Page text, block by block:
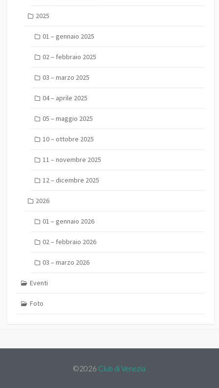
2025
01 – gennaio 2025
02 – febbraio 2025
03 – marzo 2025
04 – aprile 2025
05 – maggio 2025
10 – ottobre 2025
11 – novembre 2025
12 – dicembre 2025
2026
01 – gennaio 2026
02 – febbraio 2026
03 – marzo 2026
Eventi
Foto
©2026 Club di Venezia